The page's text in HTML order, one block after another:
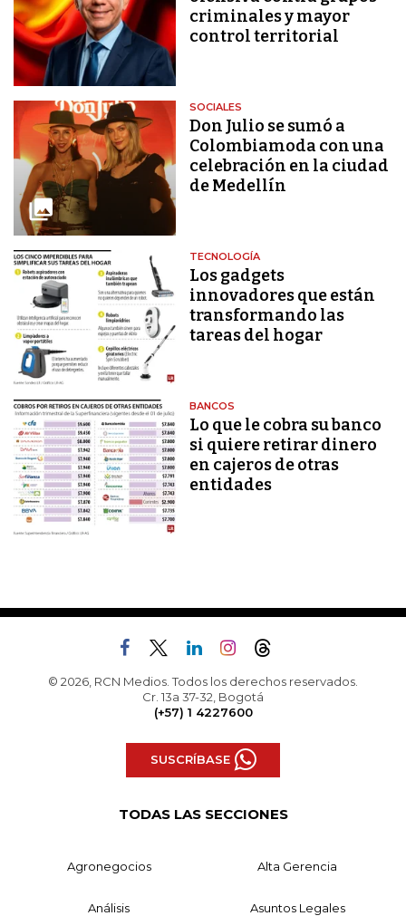
criminales y mayor
control territorial
SOCIALES
Don Julio se sumó a
Colombiamoda con una
celebración en la ciudad
de Medellín
TECNOLOGÍA
Los gadgets
innovadores que están
transformando las
tareas del hogar
BANCOS
Lo que le cobra su banco
si quiere retirar dinero
en cajeros de otras
entidades
© 2026, RCN Medios. Todos los derechos reservados.
Cr. 13a 37-32, Bogotá
(+57) 1 4227600
SUSCRÍBASE
TODAS LAS SECCIONES
Agronegocios Alta Gerencia
Análisis Asuntos Legales